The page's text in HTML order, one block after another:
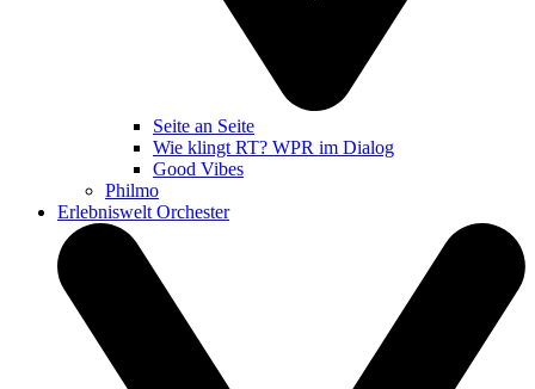
Seite an Seite
Wie klingt RT? WPR im Dialog
Good Vibes
Philmo
Erlebniswelt Orchester